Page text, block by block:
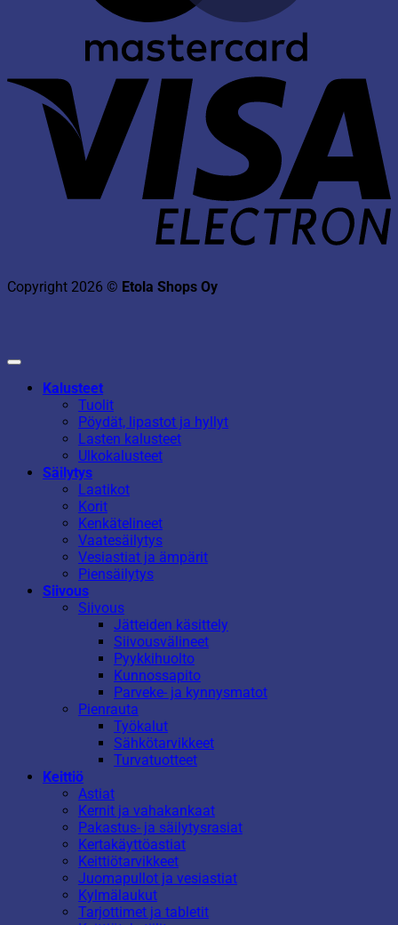
Copyright 2026 © Etola Shops Oy
Kalusteet
Tuolit
Pöydät, lipastot ja hyllyt
Lasten kalusteet
Ulkokalusteet
Säilytys
Laatikot
Korit
Kenkätelineet
Vaatesäilytys
Vesiastiat ja ämpärit
Piensäilytys
Siivous
Siivous
Jätteiden käsittely
Siivousvälineet
Pyykkihuolto
Kunnossapito
Parveke- ja kynnysmatot
Pienrauta
Työkalut
Sähkötarvikkeet
Turvatuotteet
Keittiö
Astiat
Kernit ja vahakankaat
Pakastus- ja säilytysrasiat
Kertakäyttöastiat
Keittiötarvikkeet
Juomapullot ja vesiastiat
Kylmälaukut
Tarjottimet ja tabletit